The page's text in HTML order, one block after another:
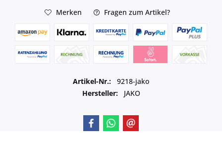
Merken Fragen zum Artikel?
Artikel-Nr.:
9218-jako
Hersteller:
JAKO